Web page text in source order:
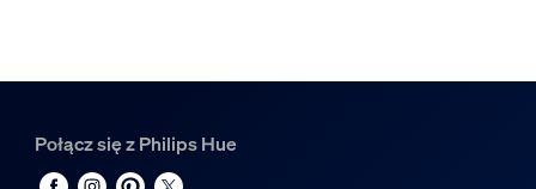
Połącz się z Philips Hue